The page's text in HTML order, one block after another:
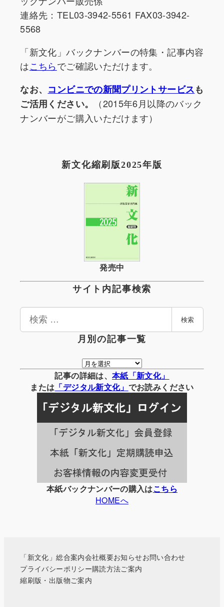
連絡先：TEL03-3942-5561 FAX03-3942-
5568
「新文化」バックナンバーの特集・記事内容
はこちらでご確認いただけます。
なお、 コンビニでの新聞プリントサービスも
ご活用ください。
（2015年6月以降のバック
ナンバーがご購入いただけます）
新文化縮刷版2025年版
発売中
サイト内記事検索
検
検索
月別の記事一覧
月
別
の
事
一
覧
記事の詳細は、 本紙「新文化」
または 「デジタル新文化」 でお読みください
本紙バックナンバーの購入はこちら
HOMEへ
「新文化」総合案内会社概要お知らせお問い合わせ
プライバシーポリシー購読方法ご案内
縮刷版・出版物ご案内